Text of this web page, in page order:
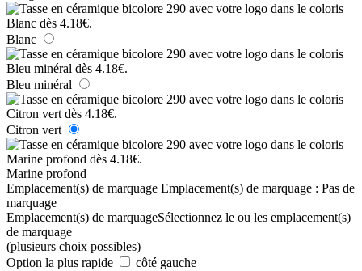
Blanc
Bleu minéral
Citron vert
Marine profond
Emplacement(s) de marquage Emplacement(s) de marquage : Pas de
marquage
Emplacement(s) de marquageSélectionnez le ou les emplacement(s)
de marquage
(plusieurs choix possibles)
Option la plus rapide
côté gauche